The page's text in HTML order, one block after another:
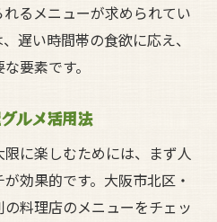
るメニューが求められてい
遅い時間帯の食欲に応え、
要素です。
ルメ活用法
に楽しむためには、まず人
効果的です。大阪市北区・
料理店のメニューをチェッ